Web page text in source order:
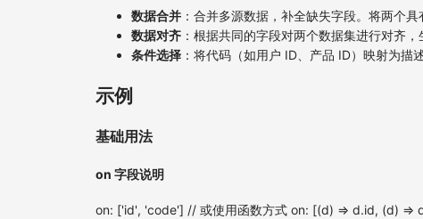
数据合并 ：合并多源数据，补全缺失字段。将两个
数据对齐 ：根据共同的字段对两个数据集进行对齐，
条件选择 ：将代码（如用户 ID、产品 ID）映射为描
示例
基础用法
on 字段说明
on: ['id', 'code'] // 或使用函数方式 on: [(d) => d.id, (d) =>